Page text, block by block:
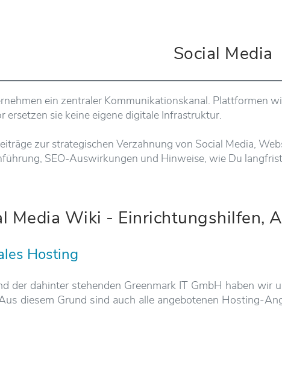
Social Media
ein zentraler Kommunikationskanal. Plattformen
ersetzen sie keine eigene digitale Infrastruktur.
zur strategischen Verzahnung von Social Media,
SEO-Auswirkungen und Hinweise, wie Du
Media Wiki - Einrichtungshilfen,
Hosting
der dahinter stehenden Greenmark IT GmbH haben
diesem Grund sind auch alle angebotenen Hosting-